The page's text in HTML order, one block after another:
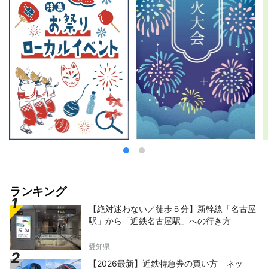
ランキング
【絶対迷わない／徒歩５分】新幹線「名古屋
駅」から「近鉄名古屋駅」への行き方
愛知県
【2026最新】近鉄特急券の買い方 ネッ